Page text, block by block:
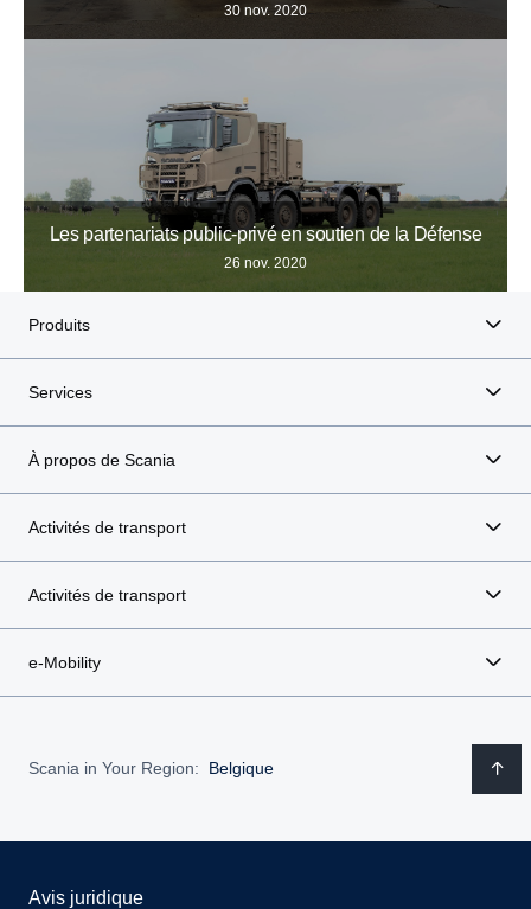
30 nov. 2020
Les partenariats public-privé en soutien de la Défense
26 nov. 2020
Produits
Services
À propos de Scania
Activités de transport
Activités de transport
e-Mobility
Scania in Your Region: Belgique
Avis juridique